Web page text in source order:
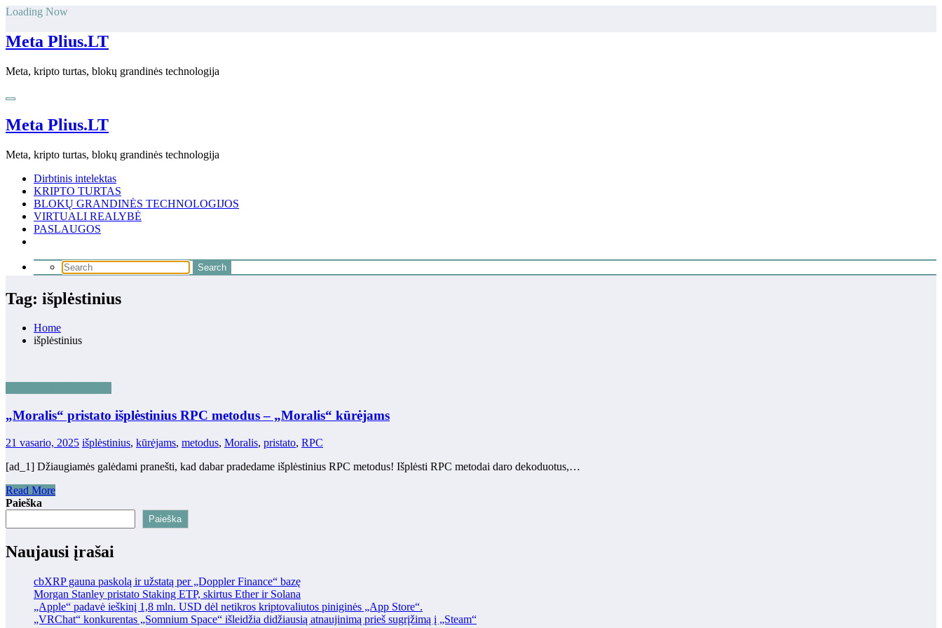
Skip
content
Loading Now
Meta Plius.LT
Meta, kripto turtas, blokų grandinės technologija
Meta Plius.LT
Meta, kripto turtas, blokų grandinės technologija
Dirbtinis intelektas
KRIPTO TURTAS
BLOKŲ GRANDINĖS TECHNOLOGIJOS
VIRTUALI REALYBĖ
PASLAUGOS
Tag: išplėstinius
Home
išplėstinius
„Moralis“ pristato išplėstinius RPC metodus – „Moralis“ kūrėjams
21 vasario, 2025 išplėstinius, kūrėjams, metodus, Moralis, pristato, RPC
[ad_1] Džiaugiamės galėdami pranešti, kad dabar pradedame išplėstinius RPC metodus! Išplėsti RPC metodai daro dekoduotus,…
Read More
Paieška
Paieška
Naujausi įrašai
cbXRP gauna paskolą ir užstatą per „Doppler Finance“ bazę
Morgan Stanley pristato Staking ETP, skirtus Ether ir Solana
„Apple“ padavė ieškinį 1,8 mln. USD dėl netikros kriptovaliutos piniginės „App Store“.
„VRChat“ konkurentas „Somnium Space“ išleidžia didžiausią atnaujinimą prieš sugrįžimą į „Steam“